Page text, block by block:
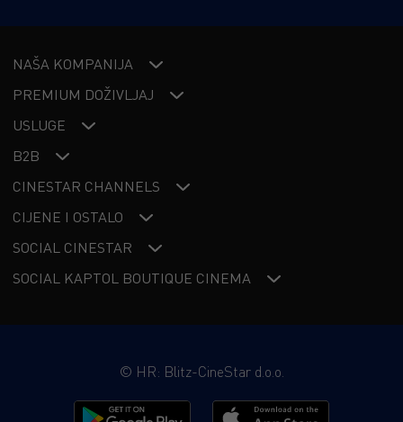
NAŠA KOMPANIJA
PREMIUM DOŽIVLJAJ
USLUGE
B2B
CINESTAR CHANNELS
CIJENE I OSTALO
SOCIAL CINESTAR
SOCIAL KAPTOL BOUTIQUE CINEMA
© HR: Blitz-CineStar d.o.o.